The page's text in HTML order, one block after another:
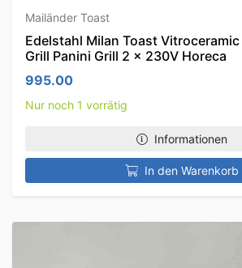
Mailänder Toast
Edelstahl Milan Toast
Grill Panini Grill 2 x 230V Horeca
995.00
Nur noch 1 vorrätig
Informationen
In den Warenkorb